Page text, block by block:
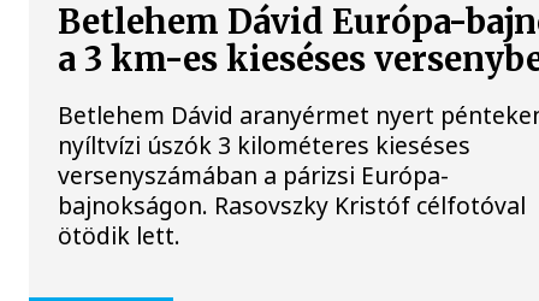
Betlehem Dávid Európa-
a 3 km-es kieséses
Betlehem Dávid aranyérmet nyert
nyíltvízi úszók 3 kilométeres kieséses
versenyszámában a párizsi Európa-
bajnokságon. Rasovszky Kristóf célfotóval
ötödik lett.